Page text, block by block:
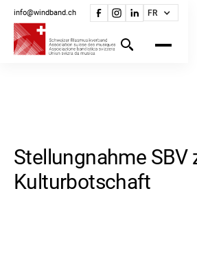
info@windband.ch FR
Stellungnahme SBV
Kulturbotschaft